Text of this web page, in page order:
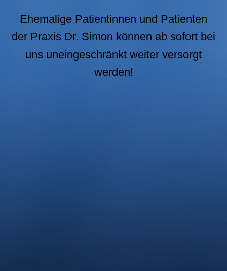
Ehemalige Patientinnen und Patienten
der Praxis Dr. Simon können ab sofort bei
uns uneingeschränkt weiter versorgt
werden!